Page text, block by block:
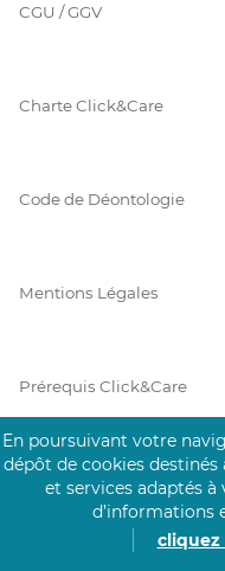
CGU / GGV
Charte Click&Care
Code de Déontologie
Mentions Légales
Prérequis Click&Care
Protection des Données
En poursuivant votre
dépôt de cookies
et services adaptés à
d’informations
cliquez